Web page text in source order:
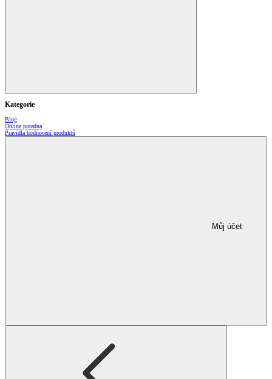
Kategorie
Blog
Online poradna
Pravidla hodnocení produktů
Můj účet